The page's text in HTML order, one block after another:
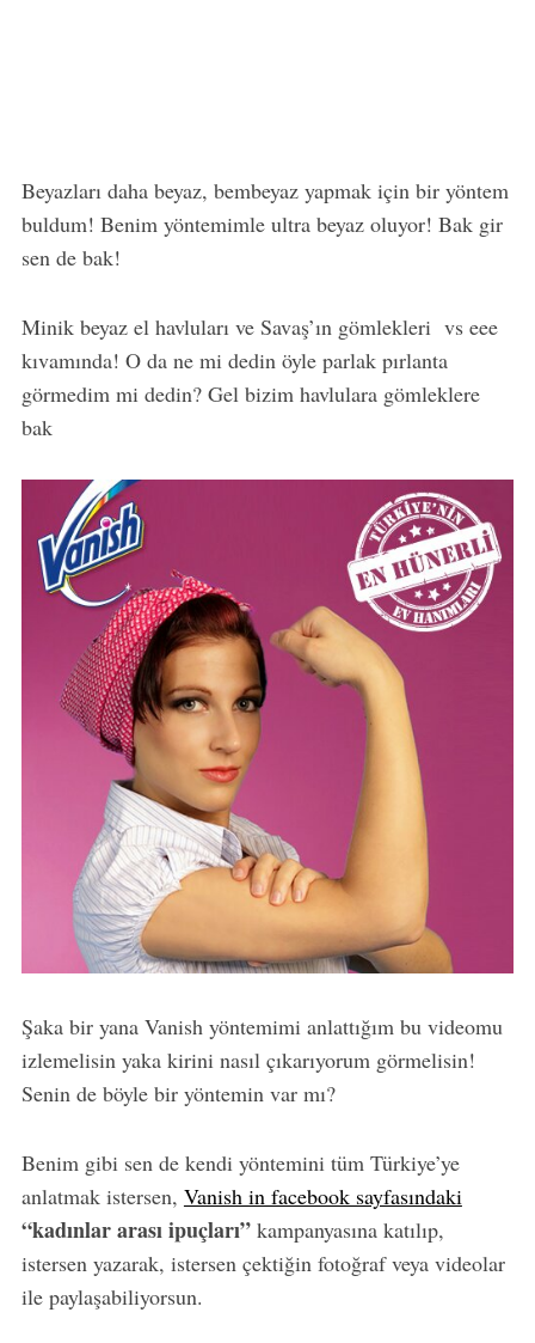
Beyazları daha beyaz, bembeyaz yapmak için bir yöntem
buldum! Benim yöntemimle ultra beyaz oluyor! Bak gir
sen de bak!
Minik beyaz el havluları ve Savaş’ın gömlekleri vs eee
kıvamında! O da ne mi dedin öyle parlak pırlanta
görmedim mi dedin? Gel bizim havlulara gömleklere
bak
Şaka bir yana Vanish yöntemimi anlattığım bu videomu
izlemelisin yaka kirini nasıl çıkarıyorum görmelisin!
Senin de böyle bir yöntemin var mı?
Benim gibi sen de kendi yöntemini tüm Türkiye’ye
anlatmak istersen, Vanish in facebook sayfasındaki
“kadınlar arası ipuçları”kampanyasına katılıp,
istersen yazarak, istersen çektiğin fotoğraf veya videolar
ile paylaşabiliyorsun.